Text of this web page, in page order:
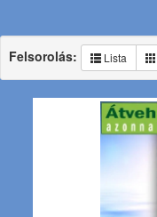
Felsorolás: Lista